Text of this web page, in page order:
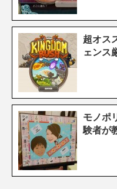
超オス
ェンス
モノポ
験者が